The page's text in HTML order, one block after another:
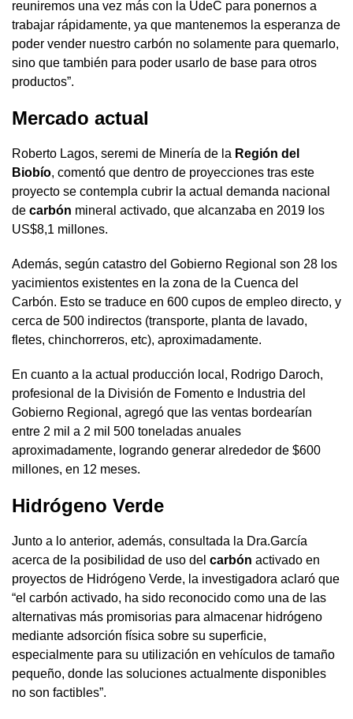
reuniremos una vez más con la UdeC para ponernos a
trabajar rápidamente, ya que mantenemos la esperanza de
poder vender nuestro carbón no solamente para quemarlo,
sino que también para poder usarlo de base para otros
productos”.
Mercado actual
Roberto Lagos, seremi de Minería de la Región del
Biobío, comentó que dentro de proyecciones tras este
proyecto se contempla cubrir la actual demanda nacional
de carbón mineral activado, que alcanzaba en 2019 los
US$8,1 millones.
Además, según catastro del Gobierno Regional son 28 los
yacimientos existentes en la zona de la Cuenca del
Carbón. Esto se traduce en 600 cupos de empleo directo, y
cerca de 500 indirectos (transporte, planta de lavado,
fletes, chinchorreros, etc), aproximadamente.
En cuanto a la actual producción local, Rodrigo Daroch,
profesional de la División de Fomento e Industria del
Gobierno Regional, agregó que las ventas bordearían
entre 2 mil a 2 mil 500 toneladas anuales
aproximadamente, logrando generar alrededor de $600
millones, en 12 meses.
Hidrógeno Verde
Junto a lo anterior, además, consultada la Dra.García
acerca de la posibilidad de uso del carbón activado en
proyectos de Hidrógeno Verde, la investigadora aclaró que
“el carbón activado, ha sido reconocido como una de las
alternativas más promisorias para almacenar hidrógeno
mediante adsorción física sobre su superficie,
especialmente para su utilización en vehículos de tamaño
pequeño, donde las soluciones actualmente disponibles
no son factibles”.